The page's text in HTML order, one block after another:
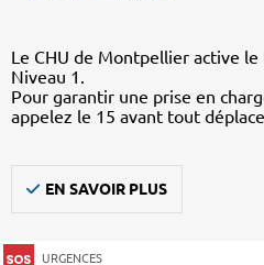
Le CHU de Montpellier active
Niveau 1.
Pour garantir une prise en
appelez le 15 avant tout
EN SAVOIR PLUS
URGENCES